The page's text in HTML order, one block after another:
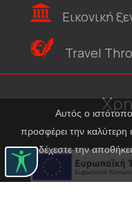
Αυτός ο
προσφέρει την καλύτερη
αποδέχεστε την
Εικονική
Travel